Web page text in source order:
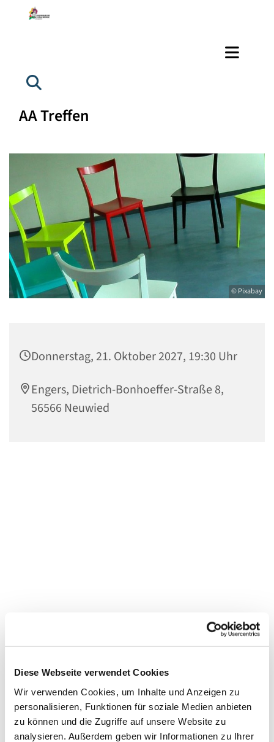
Diese Webseite verwendet Cookies
Wir verwenden Cookies, um Inhalte und Anzeigen zu
personalisieren, Funktionen für soziale Medien anbieten
zu können und die Zugriffe auf unsere Website zu
analysieren. Außerdem geben wir Informationen zu Ihrer
AA Treffen
© Pixabay
Donnerstag, 21. Oktober 2027, 19:30 Uhr
Engers, Dietrich-Bonhoeffer-Straße 8,
56566 Neuwied
Dies könnte Sie auch interessieren